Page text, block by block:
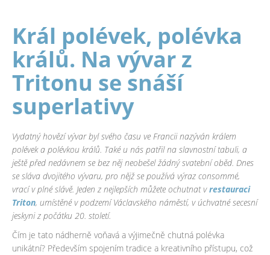
Král polévek, polévka
králů. Na vývar z
Tritonu se snáší
superlativy
Vydatný hovězí vývar byl svého času ve Francii nazýván králem
polévek a polévkou králů. Také u nás patřil na slavnostní tabuli, a
ještě před nedávnem se bez něj neobešel žádný svatební oběd. Dnes
se sláva dvojitého vývaru, pro nějž se používá výraz consommé,
vrací v plné slávě. Jeden z nejlepších můžete ochutnat vrestauraci
Triton, umístěné v podzemí Václavského náměstí, v úchvatné secesní
jeskyni z počátku 20. století.
Čím je tato nádherně voňavá a výjimečně chutná polévka
unikátní? Především spojením tradice a kreativního přístupu, což